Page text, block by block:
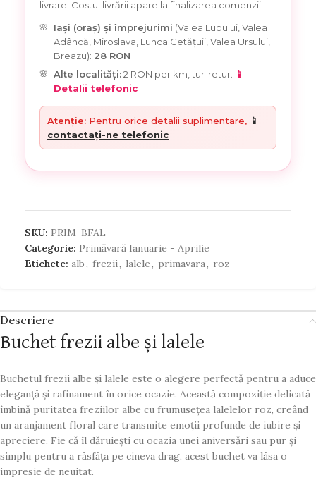
livrare. Costul livrării apare la finalizarea comenzii.
Iași (oraș) și împrejurimi (Valea Lupului, Valea
Adâncă, Miroslava, Lunca Cetățuii, Valea Ursului,
Breazu): 28 RON
Alte localități:2 RON per km, tur-retur.
📱
Detalii telefonic
Atenție: Pentru orice detalii suplimentare, 📱
contactați-ne telefonic
SKU: PRIM-BFAL
Categorie: Primăvară Ianuarie - Aprilie
Etichete: alb, frezii, lalele, primavara, roz
Descriere
Buchet frezii albe și lalele
Buchetul frezii albe și lalele este o alegere perfectă pentru a aduce
eleganță și rafinament în orice ocazie. Această compoziție delicată
îmbină puritatea freziilor albe cu frumusețea lalelelor roz, creând
un aranjament floral care transmite emoții profunde de iubire și
apreciere. Fie că îl dăruiești cu ocazia unei aniversări sau pur și
simplu pentru a răsfăța pe cineva drag, acest buchet va lăsa o
impresie de neuitat.